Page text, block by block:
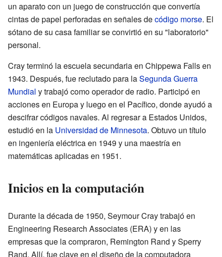
un aparato con un juego de construcción que convertía
cintas de papel perforadas en señales decódigo morse. El
sótano de su casa familiar se convirtió en su "laboratorio"
personal.
Cray terminó la escuela secundaria en Chippewa Falls en
1943. Después, fue reclutado para laSegunda Guerra
Mundial y trabajó como operador de radio. Participó en
acciones en Europa y luego en el Pacífico, donde ayudó a
descifrar códigos navales. Al regresar a Estados Unidos,
estudió en la Universidad de Minnesota. Obtuvo un título
en ingeniería eléctrica en 1949 y una maestría en
matemáticas aplicadas en 1951.
Inicios en la computación
Durante la década de 1950, Seymour Cray trabajó en
Engineering Research Associates (ERA) y en las
empresas que la compraron, Remington Rand y Sperry
Rand. Allí, fue clave en el diseño de la computadora